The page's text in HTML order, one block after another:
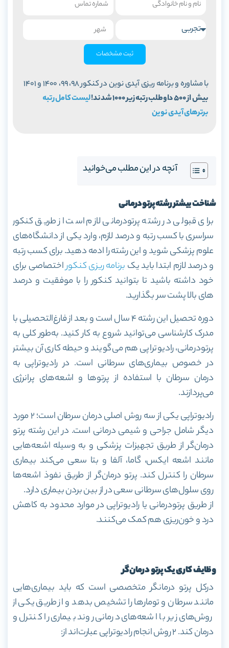
ثبت مشخصات
با مشاوره و برنامه ریزی آیدی نوین در کنکور 98، 99، 1400 و 1401
بیش از 500 داوطلب رتبه زیر 1000 شدند!
لیست کامل رتبه
برترهای آیدی نوین
آنچه در این مطلب می‌خوانید
شناخت بیشتر رشته پرتودرمانی
برای قبولی در رشته پرتودرمانی لازم است از طریق کنکور
سراسری با کسب رتبه و درصد لازم، وارد یکی از دانشگاه‌های
علوم پزشکی شوید و این رشته را ادمه دهید. برای کسب رتبه
و درصد لازم ابتدا باید یک برنامه ریزی کنکوراختصاصی برای
خود داشته باشید تا بتوانید کنکور را با موفقیت و درصد
های بالا پشت سر بگذارید.
دوره تحصیل این رشته ۴ سال است و بعد از فارغ‌التحصیلی با
مدرک کارشناسی می‌توانید شروع به کار کنید. به‌طور کلی به
پرتودرمانی، رادیوتراپی هم می‌گویند و حیطه کاری آن بیشتر
در خصوص بیماری‌های سرطانی است. در رادیوتراپی به
درمان سرطان با استفاده از پرتو‌ها و اشعه‌های پرانرژی
می‌پردازند.
رادیوتراپی یکی از سه روش اصلی درمان سرطان است؛ ۲ مورد
دیگر شامل جراحی و شیمی درمانی است. در این رشته پرتو
درمان‌گر از طریق تجهیزات پزشکی و به وسیله اشعه‌هایی
مانند اشعه ایکس، گاما، آلفا و بتا سعی می‌کند بیماری
سرطان را کنترل کند. پرتو درمان‌گر از طریق نفوذ اشعه‌ها
روی سلول‌های سرطانی سعی در از بین بردن بیماری دارد.
از طریق پرتودرمانی یا رادیوتراپی در موارد محدود به کاهش
درد و خون‌ریزی هم کمک می‌کنند.
وظایف کاری یک پرتو درمان‌گر
درکل پرتو درمانگر متخصصی است که باید بیماری‌هایی
مانند سرطان و تومار‌ها را تشخیص بدهد و از طریق یکی از
روش‌های زیر با اشعه‌های درمانی روند بیماری را کنترل و
درمان کند. ۲ روش انجام رادیوتراپی عبارت‌اند از: